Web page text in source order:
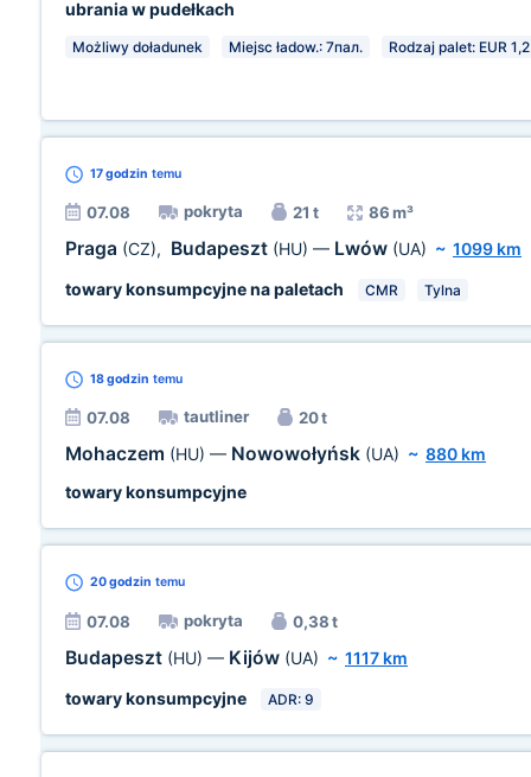
ubrania w pudełkach
Możliwy doładunek Miejsc ładow.: 7пал. Rodzaj palet: EUR
17 godzin temu
07.08 pokryta 21 t 86 m³
Praga (CZ), Budapeszt (HU) — Lwów (UA) ~ 1099 km
towary konsumpcyjne na paletach
CMR Tylna
18 godzin temu
07.08 tautliner 20 t
Mohaczem (HU) — Nowowołyńsk (UA) ~ 880 km
towary konsumpcyjne
20 godzin temu
07.08 pokryta 0,38 t
Budapeszt (HU) — Kijów (UA) ~ 1117 km
towary konsumpcyjne
ADR: 9